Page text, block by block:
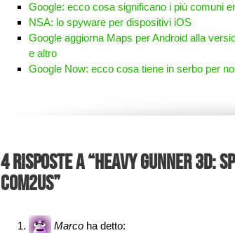
Google: ecco cosa significano i più comuni
NSA: lo spyware per dispositivi iOS
Google aggiorna Maps per Android alla
e altro
Google Now: ecco cosa tiene in serbo per
4 risposte a “Heavy Gunner
Com2Us”
Marco ha detto: